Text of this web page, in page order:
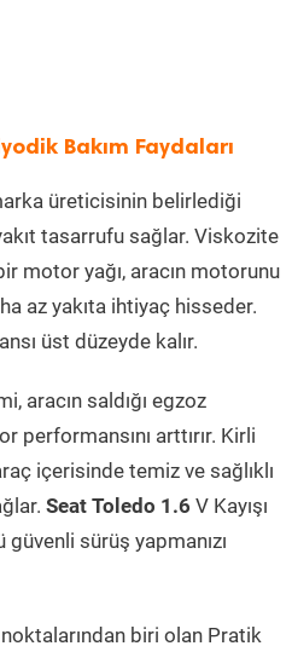
Bakım Faydaları
üreticisinin belirlediği
tasarrufu sağlar. Viskozite
motor yağı, aracın motorunu
az yakıta ihtiyaç hisseder.
üst düzeyde kalır.
aracın saldığı egzoz
performansını arttırır. Kirli
içerisinde temiz ve sağlıklı
Seat Toledo 1.6 V Kayışı
sürüş yapmanızı
biri olan Pratik